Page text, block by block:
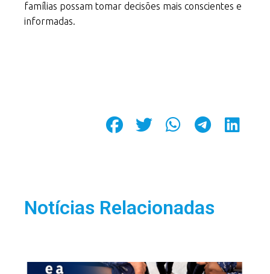
famílias possam tomar decisões mais conscientes e
informadas.
Notícias Relacionadas